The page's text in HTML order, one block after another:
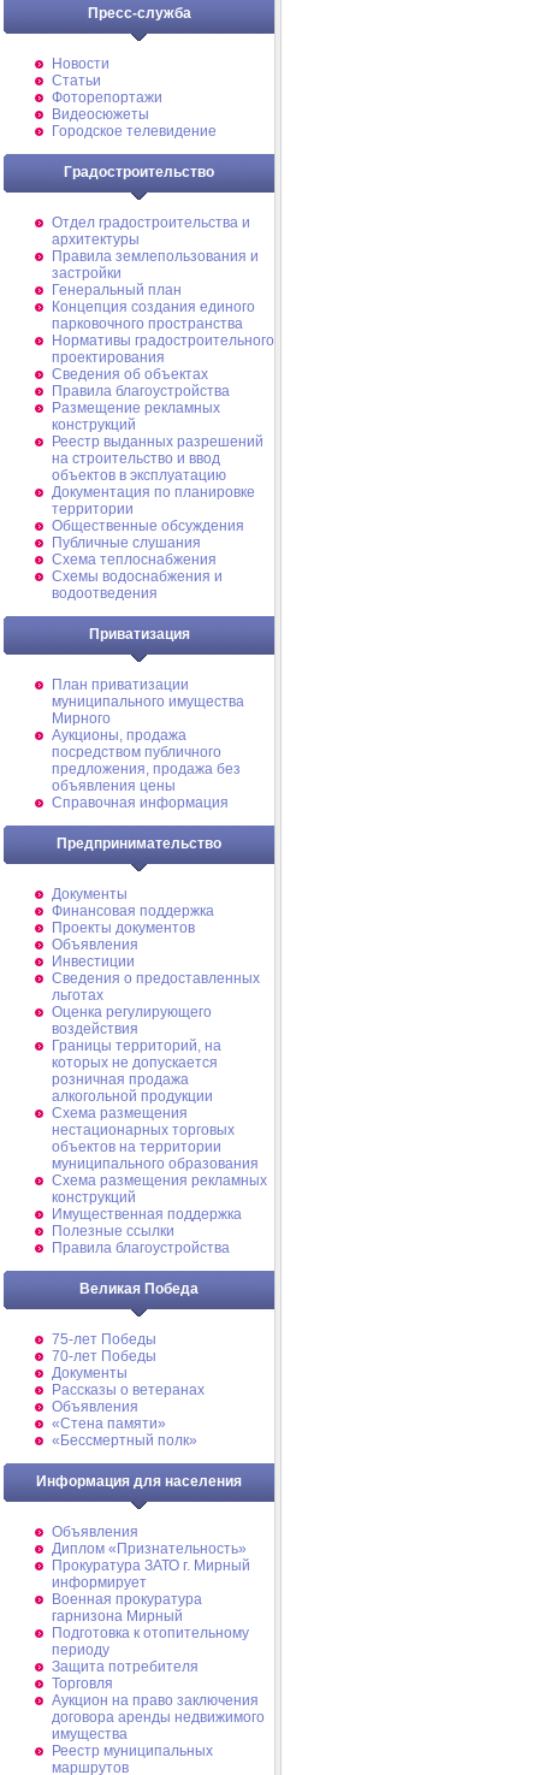
Пресс-служба
Новости
Статьи
Фоторепортажи
Видеосюжеты
Городское телевидение
Градостроительство
Отдел градостроительства и
архитектуры
Правила землепользования и
застройки
Генеральный план
Концепция создания единого
парковочного пространства
Нормативы градостроительного
проектирования
Сведения об объектах
Правила благоустройства
Размещение рекламных
конструкций
Реестр выданных разрешений
на строительство и ввод
объектов в эксплуатацию
Документация по планировке
территории
Общественные обсуждения
Публичные слушания
Схема теплоснабжения
Схемы водоснабжения и
водоотведения
Приватизация
План приватизации
муниципального имущества
Мирного
Аукционы, продажа
посредством публичного
предложения, продажа без
объявления цены
Справочная информация
Предпринимательство
Документы
Финансовая поддержка
Проекты документов
Объявления
Инвестиции
Сведения о предоставленных
льготах
Оценка регулирующего
воздействия
Границы территорий, на
которых не допускается
розничная продажа
алкогольной продукции
Схема размещения
нестационарных торговых
объектов на территории
муниципального образования
Схема размещения рекламных
конструкций
Имущественная поддержка
Полезные ссылки
Правила благоустройства
Великая Победа
75-лет Победы
70-лет Победы
Документы
Рассказы о ветеранах
Объявления
«Стена памяти»
«Бессмертный полк»
Информация для населения
Объявления
Диплом «Признательность»
Прокуратура ЗАТО г. Мирный
информирует
Военная прокуратура
гарнизона Мирный
Подготовка к отопительному
периоду
Защита потребителя
Торговля
Аукцион на право заключения
договора аренды недвижимого
имущества
Реестр муниципальных
маршрутов